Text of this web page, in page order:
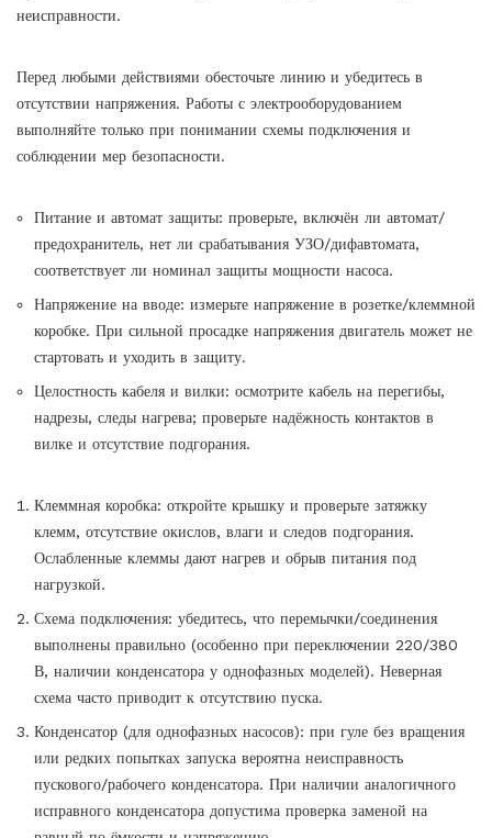
неисправности.
Перед любыми действиями обесточьте линию и убедитесь в
отсутствии напряжения. Работы с электрооборудованием
выполняйте только при понимании схемы подключения и
соблюдении мер безопасности.
Питание и автомат защиты: проверьте, включён ли автомат/
предохранитель, нет ли срабатывания УЗО/дифавтомата,
соответствует ли номинал защиты мощности насоса.
Напряжение на вводе: измерьте напряжение в розетке/клеммной
коробке. При сильной просадке напряжения двигатель может не
стартовать и уходить в защиту.
Целостность кабеля и вилки: осмотрите кабель на перегибы,
надрезы, следы нагрева; проверьте надёжность контактов в
вилке и отсутствие подгорания.
Клеммная коробка: откройте крышку и проверьте затяжку
клемм, отсутствие окислов, влаги и следов подгорания.
Ослабленные клеммы дают нагрев и обрыв питания под
нагрузкой.
Схема подключения: убедитесь, что перемычки/соединения
выполнены правильно (особенно при переключении 220/380
В, наличии конденсатора у однофазных моделей). Неверная
схема часто приводит к отсутствию пуска.
Конденсатор (для однофазных насосов): при гуле без вращения
или редких попытках запуска вероятна неисправность
пускового/рабочего конденсатора. При наличии аналогичного
исправного конденсатора допустима проверка заменой на